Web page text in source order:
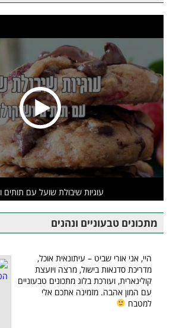
עוגיות שיבולת שועל עם תותים
מתכונים טבעוניים ונהנים
היי, אני אורי שביט – עיתונאית אוכל,
מדריכת סדנאות בישול, מרצה ויועצת
קולינארית, ועורכת בלוג מתכונים טבעוניים
עם המון אהבה. מזמינה אתכם אלי
למטבח